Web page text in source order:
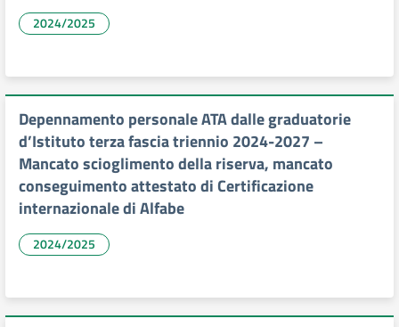
2024/2025
Depennamento personale ATA dalle graduatorie
d’Istituto terza fascia triennio 2024-2027 –
Mancato scioglimento della riserva, mancato
conseguimento attestato di Certificazione
internazionale di Alfabe
2024/2025